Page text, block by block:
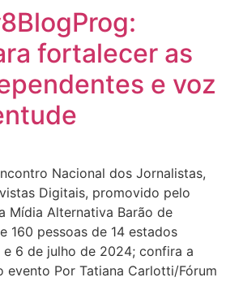
fortalecer as
e voz
Nacional dos Jornalistas,
Digitais, promovido pelo
Mídia Alternativa Barão de
160 pessoas de 14 estados
6 de julho de 2024; confira a
evento Por Tatiana Carlotti/Fórum